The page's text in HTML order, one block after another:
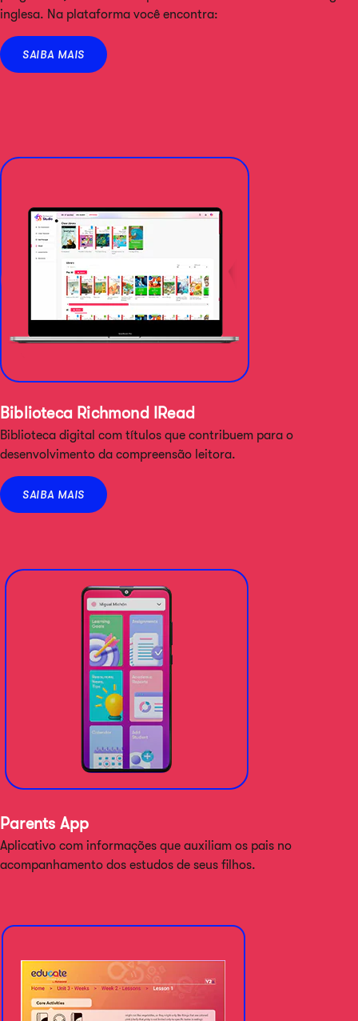
inglesa. Na plataforma você encontra:
SAIBA MAIS
Biblioteca Richmond IRead
Biblioteca digital com títulos que contribuem para o
desenvolvimento da compreensão leitora.
SAIBA MAIS
Parents App
Aplicativo com informações que auxiliam os pais no
acompanhamento dos estudos de seus filhos.